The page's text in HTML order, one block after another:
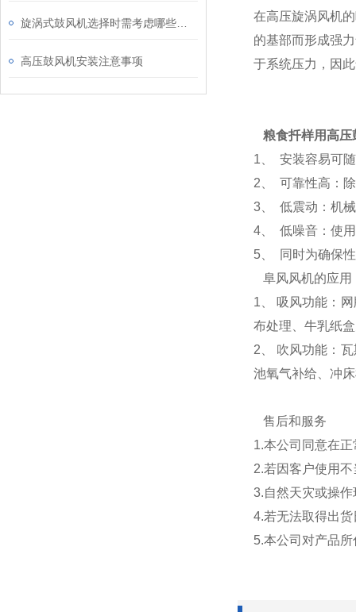
高压鼓风机安装注意事项
在高压旋涡风机
的基部而形成强
于系统压力，因
粮食扦样用高压
1、 安装容易可
2、 可靠性高：
3、 低震动：机
4、 低噪音：使
5、 同时为确保
阜风风机的应用
1、 吸风功能：
布处理、牛乳纸
2、 吹风功能：
池氧气补给、冲
售后和服务
1.本公司同意在
2.若因客户使用
3.自然天灾或操
4.若无法取得出
5.本公司对产品